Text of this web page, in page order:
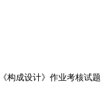
构成设计》作业考核试题